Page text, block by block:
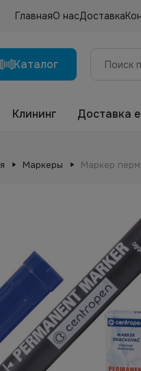
ГлавнаяО насДоставка
Каталог
Клининг Доставка
Маркеры Маркер